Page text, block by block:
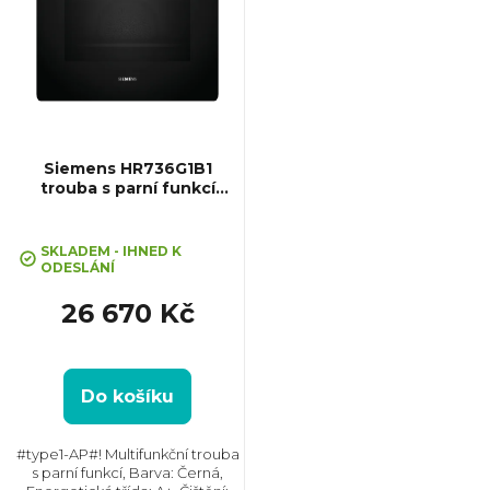
o
k
Siemens HR736G1B1
trouba s parní funkcí
SKLADEM - IHNED K
ODESLÁNÍ
26 670 Kč
Do košíku
#type1-AP#! Multifunkční trouba
s parní funkcí, Barva: Černá,